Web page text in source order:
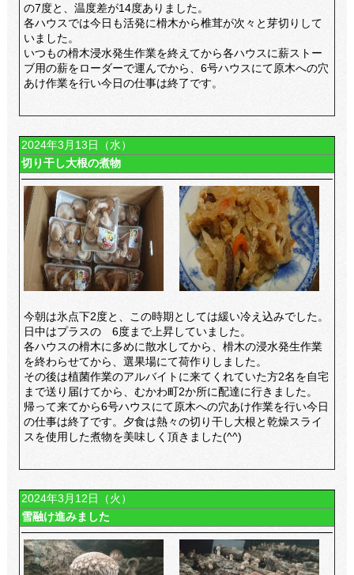
の7度と、温度差が14度ありました。
各ハウスでは今日も活発に榾木から椎茸が次々と芽切りして
いました。
いつもの榾木浸水発生作業を終えてから各ハウスに薪ストー
ブ用の薪をローダーで運んでから、6号ハウスにて原木への穴
あけ作業を行い今日の仕事は終了です。
2024年3月13日（水）
切り干し大根の煮物
今朝は氷点下2度と、この時期としては緩い冷え込みでした。
日中はプラスの 6度まで上昇していました。
各ハウスの榾木に多めに散水してから、榾木の浸水発生作業
を終わらせてから、選果場にて荷作りしました。
その後は植菌作業のアルバイトに来てくれていた方2名を自宅
まで送り届けてから、むかわ町2か所に配達に行きました。
帰って来てから6号ハウスにて原木への穴あけ作業を行い今日
の仕事は終了です。 夕食は熱々の切り干し大根と乾燥スライ
スを使用した煮物を美味しく頂きました(^^)
2024年3月12日（火）
雪融け進みました